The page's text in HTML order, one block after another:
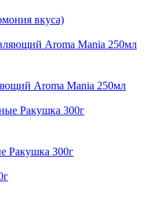
вкуса)
Aroma Mania 250мл
Ракушка 300г